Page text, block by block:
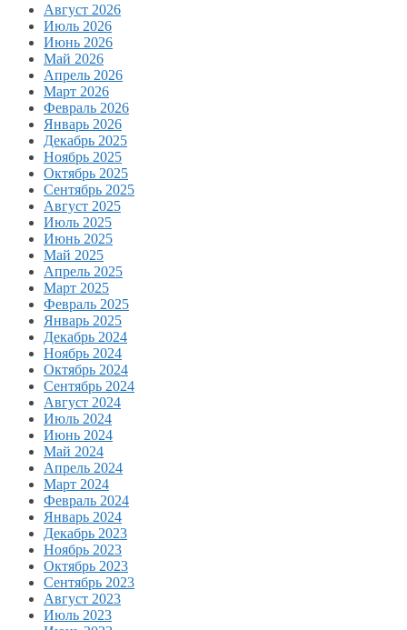
Август 2026
Июль 2026
Июнь 2026
Май 2026
Апрель 2026
Март 2026
Февраль 2026
Январь 2026
Декабрь 2025
Ноябрь 2025
Октябрь 2025
Сентябрь 2025
Август 2025
Июль 2025
Июнь 2025
Май 2025
Апрель 2025
Март 2025
Февраль 2025
Январь 2025
Декабрь 2024
Ноябрь 2024
Октябрь 2024
Сентябрь 2024
Август 2024
Июль 2024
Июнь 2024
Май 2024
Апрель 2024
Март 2024
Февраль 2024
Январь 2024
Декабрь 2023
Ноябрь 2023
Октябрь 2023
Сентябрь 2023
Август 2023
Июль 2023